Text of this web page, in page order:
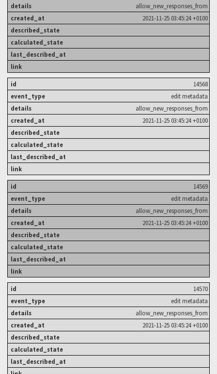
allow_new_responses_from
2021-11-25 03:45:24 +0100
14568
edit metadata
allow_new_responses_from
2021-11-25 03:45:24 +0100
14569
edit metadata
allow_new_responses_from
2021-11-25 03:45:24 +0100
14570
edit metadata
allow_new_responses_from
2021-11-25 03:45:24 +0100